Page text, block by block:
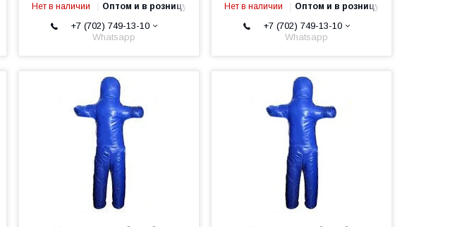
Нет в наличии Оптом и в розницу
+7 (702) 749-13-10
Whatsapp
Нет в наличии Оптом и в розницу
+7 (702) 749-13-10
Whatsapp